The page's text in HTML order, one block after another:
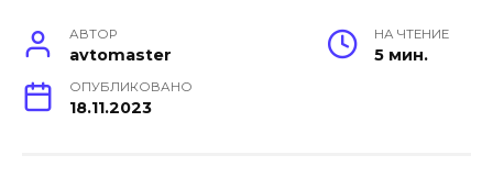
АВТОР
avtomaster
НА ЧТЕНИЕ
5 мин.
ОПУБЛИКОВАНО
18.11.2023